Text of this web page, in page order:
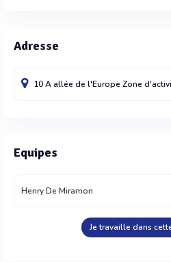
Adresse
10 A allée de l'Europe Zone
Equipes
Henry De Miramon
Je travaille dans